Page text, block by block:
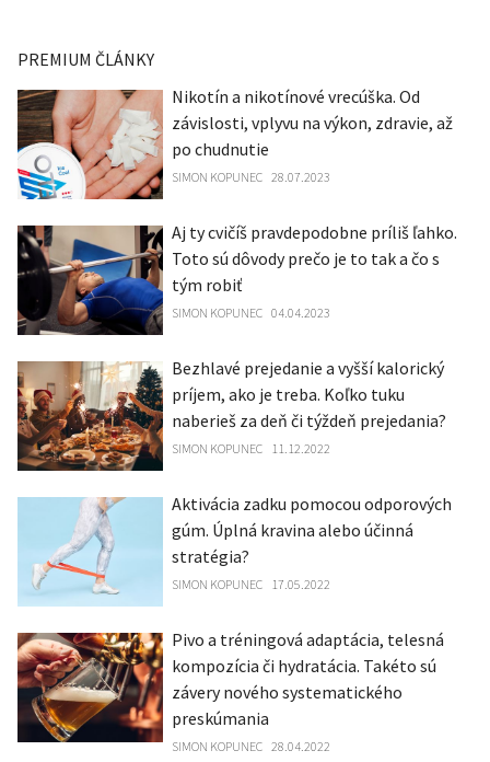
PREMIUM ČLÁNKY
Nikotín a nikotínové vrecúška. Od
závislosti, vplyvu na výkon, zdravie, až
po chudnutie
SIMON KOPUNEC 28.07.2023
Aj ty cvičíš pravdepodobne príliš ľahko.
Toto sú dôvody prečo je to tak a čo s
tým robiť
SIMON KOPUNEC 04.04.2023
Bezhlavé prejedanie a vyšší kalorický
príjem, ako je treba. Koľko tuku
naberieš za deň či týždeň prejedania?
SIMON KOPUNEC 11.12.2022
Aktivácia zadku pomocou odporových
gúm. Úplná kravina alebo účinná
stratégia?
SIMON KOPUNEC 17.05.2022
Pivo a tréningová adaptácia, telesná
kompozícia či hydratácia. Takéto sú
závery nového systematického
preskúmania
SIMON KOPUNEC 28.04.2022